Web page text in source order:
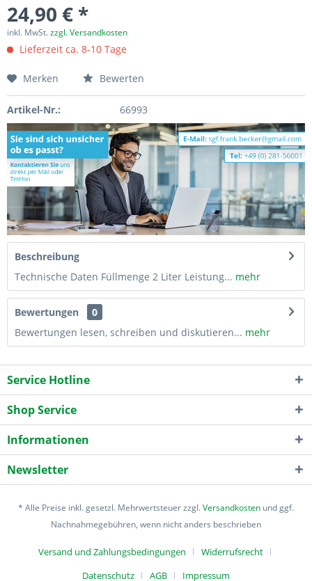
24,90 € *
inkl. MwSt.zzgl. Versandkosten
Lieferzeit ca. 8-10 Tage
Merken Bewerten
Artikel-Nr.: 66993
Beschreibung
Technische Daten Füllmenge 2 Liter Leistung... mehr
Bewertungen
0
Bewertungen lesen, schreiben und diskutieren... mehr
Service Hotline
Shop Service
Informationen
Newsletter
* Alle Preise inkl. gesetzl. Mehrwertsteuer zzgl.Versandkosten und ggf.
Nachnahmegebühren, wenn nicht anders beschrieben
Versand und Zahlungsbedingungen
Widerrufsrecht
Datenschutz
AGB Impressum